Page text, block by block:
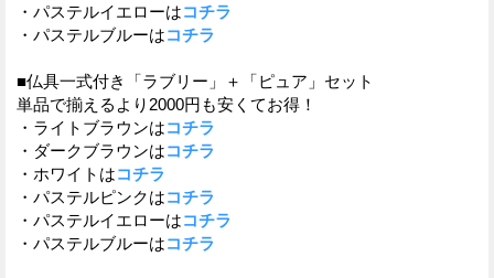
・パステルイエローはコチラ
・パステルブルーはコチラ
■仏具一式付き「ラブリー」＋「ピュア」セット
単品で揃えるより2000円も安くてお得！
・ライトブラウンはコチラ
・ダークブラウンはコチラ
・ホワイトはコチラ
・パステルピンクはコチラ
・パステルイエローはコチラ
・パステルブルーはコチラ